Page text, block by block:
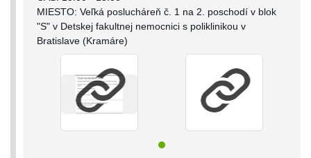
MIESTO: Veľká poslucháreň č. 1 na 2. poschodí v blok
"S" v Detskej fakultnej nemocnici s poliklinikou v
Bratislave (Kramáre)